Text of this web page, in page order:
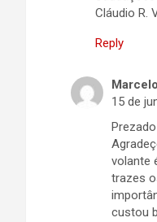
Cláudio R.
Reply
15 de
volante
trazes
custou